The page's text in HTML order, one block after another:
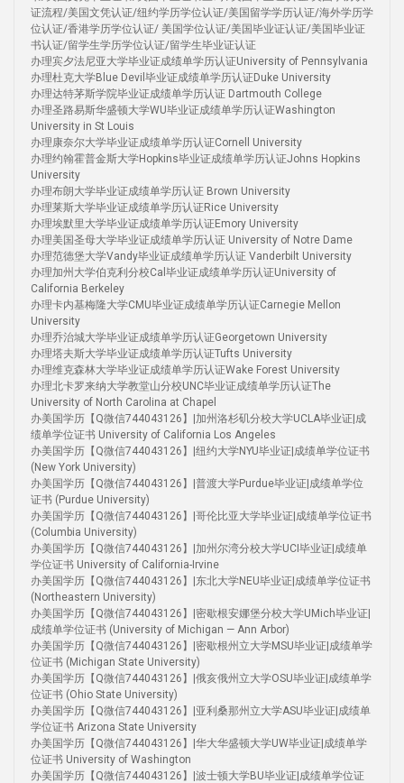
证流程/美国文凭认证/纽约学历学位认证/美国留学学历认证/海外学历学
位认证/香港学历学位认证/ 美国学位认证/美国毕业证认证/美国毕业证
书认证/留学生学历学位认证/留学生毕业证认证
办理宾夕法尼亚大学毕业证成绩单学历认证University of Pennsylvania
办理杜克大学Blue Devil毕业证成绩单学历认证Duke University
办理达特茅斯学院毕业证成绩单学历认证 Dartmouth College
办理圣路易斯华盛顿大学WU毕业证成绩单学历认证Washington
University in St Louis
办理康奈尔大学毕业证成绩单学历认证Cornell University
办理约翰霍普金斯大学Hopkins毕业证成绩单学历认证Johns Hopkins
University
办理布朗大学毕业证成绩单学历认证 Brown University
办理莱斯大学毕业证成绩单学历认证Rice University
办理埃默里大学毕业证成绩单学历认证Emory University
办理美国圣母大学毕业证成绩单学历认证 University of Notre Dame
办理范德堡大学Vandy毕业证成绩单学历认证 Vanderbilt University
办理加州大学伯克利分校Cal毕业证成绩单学历认证University of
California Berkeley
办理卡内基梅隆大学CMU毕业证成绩单学历认证Carnegie Mellon
University
办理乔治城大学毕业证成绩单学历认证Georgetown University
办理塔夫斯大学毕业证成绩单学历认证Tufts University
办理维克森林大学毕业证成绩单学历认证Wake Forest University
办理北卡罗来纳大学教堂山分校UNC毕业证成绩单学历认证The
University of North Carolina at Chapel
办美国学历【Q微信744043126】|加州洛杉矶分校大学UCLA毕业证|成
绩单学位证书 University of California Los Angeles
办美国学历【Q微信744043126】|纽约大学NYU毕业证|成绩单学位证书
(New York University)
办美国学历【Q微信744043126】|普渡大学Purdue毕业证|成绩单学位
证书 (Purdue University)
办美国学历【Q微信744043126】|哥伦比亚大学毕业证|成绩单学位证书
(Columbia University)
办美国学历【Q微信744043126】|加州尔湾分校大学UCI毕业证|成绩单
学位证书 University of California-Irvine
办美国学历【Q微信744043126】|东北大学NEU毕业证|成绩单学位证书
(Northeastern University)
办美国学历【Q微信744043126】|密歇根安娜堡分校大学UMich毕业证|
成绩单学位证书 (University of Michigan — Ann Arbor)
办美国学历【Q微信744043126】|密歇根州立大学MSU毕业证|成绩单学
位证书 (Michigan State University)
办美国学历【Q微信744043126】|俄亥俄州立大学OSU毕业证|成绩单学
位证书 (Ohio State University)
办美国学历【Q微信744043126】|亚利桑那州立大学ASU毕业证|成绩单
学位证书 Arizona State University
办美国学历【Q微信744043126】|华大华盛顿大学UW毕业证|成绩单学
位证书 University of Washington
办美国学历【Q微信744043126】|波士顿大学BU毕业证|成绩单学位证